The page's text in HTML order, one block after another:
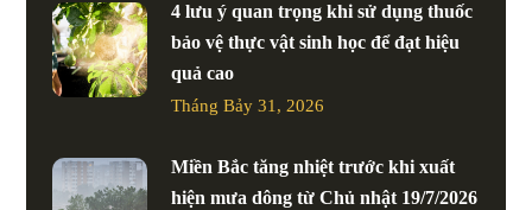
4 lưu ý quan trọng khi sử dụng thuốc
bảo vệ thực vật sinh học để đạt hiệu
quả cao
Tháng Bảy 31, 2026
Miền Bắc tăng nhiệt trước khi xuất
hiện mưa dông từ Chủ nhật 19/7/2026